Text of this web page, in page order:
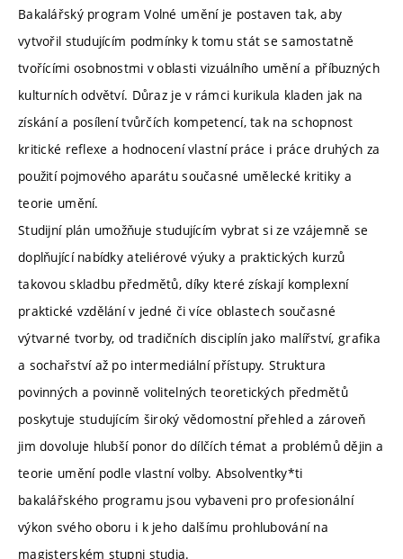
Bakalářský program Volné umění je postaven tak, aby
vytvořil studujícím podmínky k tomu stát se samostatně
tvořícími osobnostmi v oblasti vizuálního umění a příbuzných
kulturních odvětví. Důraz je v rámci kurikula kladen jak na
získání a posílení tvůrčích kompetencí, tak na schopnost
kritické reflexe a hodnocení vlastní práce i práce druhých za
použití pojmového aparátu současné umělecké kritiky a
teorie umění.
Studijní plán umožňuje studujícím vybrat si ze vzájemně se
doplňující nabídky ateliérové výuky a praktických kurzů
takovou skladbu předmětů, díky které získají komplexní
praktické vzdělání v jedné či více oblastech současné
výtvarné tvorby, od tradičních disciplín jako malířství, grafika
a sochařství až po intermediální přístupy. Struktura
povinných a povinně volitelných teoretických předmětů
poskytuje studujícím široký vědomostní přehled a zároveň
jim dovoluje hlubší ponor do dílčích témat a problémů dějin a
teorie umění podle vlastní volby. Absolventky*ti
bakalářského programu jsou vybaveni pro profesionální
výkon svého oboru i k jeho dalšímu prohlubování na
magisterském stupni studia.